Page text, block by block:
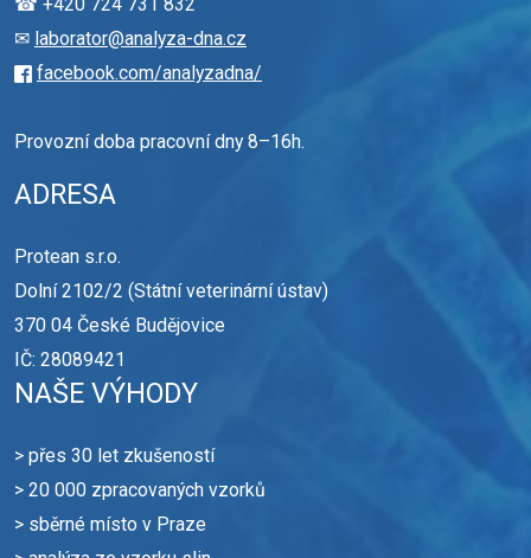
✉ laborator@analyza-dna.cz
facebook.com/analyzadna/
Provozní doba pracovní dny 8–16h.
ADRESA
Protean s.r.o.
Dolní 2102/2 (Státní veterinární ústav)
370 04 České Budějovice
IČ: 28089421
NAŠE VÝHODY
> přes 30 let zkušeností
> 20 000 zpracovaných vzorků
> sběrné místo v Praze